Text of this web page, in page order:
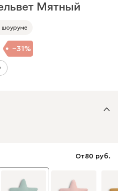
Мятный
шоуруме
31
От80